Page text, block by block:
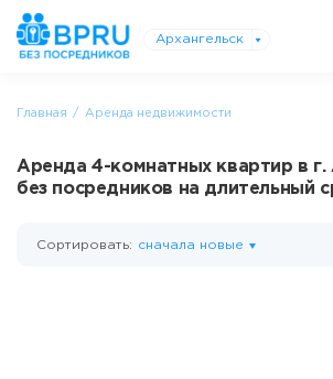
Архангельск
Главная Аренда недвижимости
Аренда 4-комнатных квартир в г.
без посредников на длительный
Сортировать: сначала новые